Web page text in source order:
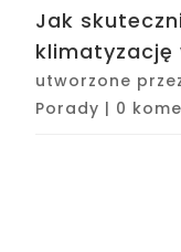
Jak
klimatyzację
utworzone
Porady | 0